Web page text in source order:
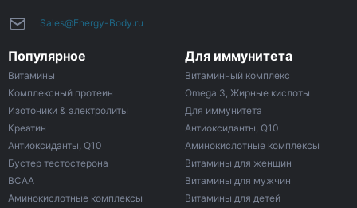
Sales@Energy-Body.ru
Популярное
Витамины
Комплексный протеин
Изотоники & электролиты
Креатин
Антиоксиданты, Q10
Бустер тестостерона
ВСАА
Аминокислотные комплексы
Для иммунитета
Витаминный комплекс
Omega 3, Жирные кислоты
Для иммунитета
Антиоксиданты, Q10
Аминокислотные комплексы
Витамины для женщин
Витамины для мужчин
Витамины для детей